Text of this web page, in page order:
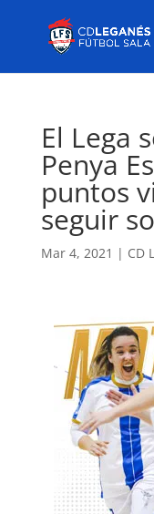
El Lega
Penya
puntos
seguir
Mar 4, 2021 | CD